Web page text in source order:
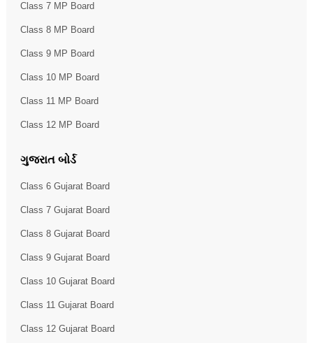
Class 7 MP Board
Class 8 MP Board
Class 9 MP Board
Class 10 MP Board
Class 11 MP Board
Class 12 MP Board
ગુજરાત બોર્ડ
Class 6 Gujarat Board
Class 7 Gujarat Board
Class 8 Gujarat Board
Class 9 Gujarat Board
Class 10 Gujarat Board
Class 11 Gujarat Board
Class 12 Gujarat Board